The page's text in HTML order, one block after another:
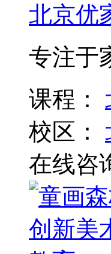
北京优
专注于
课程：
校区：
在线咨